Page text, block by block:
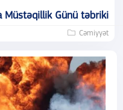
Müstəqillik Günü təbriki
Cəmiyyət